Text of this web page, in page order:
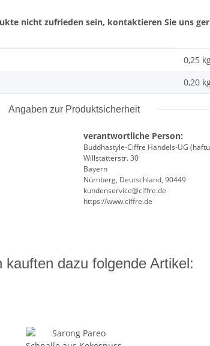
nicht zufrieden sein, kontaktieren Sie uns
0,25
0,20
Angaben zur Produktsicherheit
verantwortliche Person:
Buddhastyle-Ciffre Handels-UG
Willstätterstr. 30
Bayern
Nürnberg, Deutschland, 90449
kundenservice@ciffre.de
https://www.ciffre.de
kauften dazu folgende Artikel: